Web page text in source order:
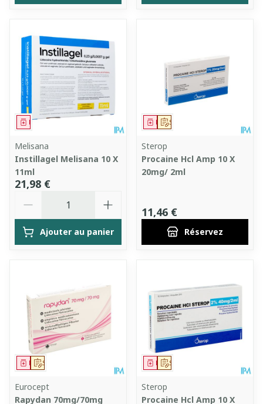
Médicament
Melisana
Instillagel Melisana 10 X
11ml
21,98 €
Ajouter au panier
Sur prescription
Médicament
Sterop
Procaine Hcl Amp 10 X
20mg/ 2ml
11,46 €
Réservez
Sur prescription
Médicament
Eurocept
Rapydan 70mg/70mg
Sur prescription
Médicament
Sterop
Procaine Hcl Amp 10 X